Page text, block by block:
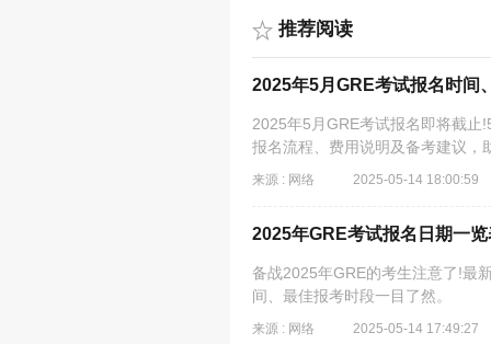
推荐阅读
2025年5月GRE考试报名时间
2025年5月GRE考试报名即将截
报名流程、费用说明及备考建议，
来源 : 网络 2025-05-14 18:00:59
2025年GRE考试报名日期一览
备战2025年GRE的考生注意了!最
间、最佳报考时段一目了然。​
来源 : 网络 2025-05-14 17:49:27